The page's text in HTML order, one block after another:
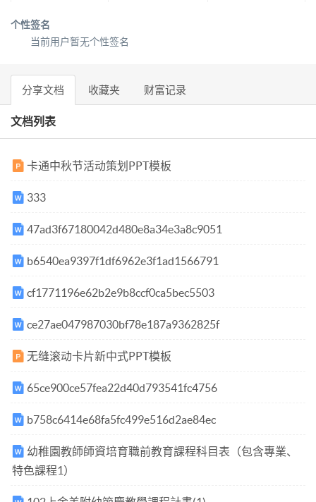
个性签名
当前用户暂无个性签名
分享文档 收藏夹 财富记录
文档列表
卡通中秋节活动策划PPT模板
333
47ad3f67180042d480e8a34e3a8c9051
b6540ea9397f1df6962e3f1ad1566791
cf1771196e62b2e9b8ccf0ca5bec5503
ce27ae047987030bf78e187a9362825f
无缝滚动卡片新中式PPT模板
65ce900ce57fea22d40d793541fc4756
b758c6414e68fa5fc499e516d2ae84ec
幼稚園教師師資培育職前教育課程科目表（包含專業、
特色課程1）